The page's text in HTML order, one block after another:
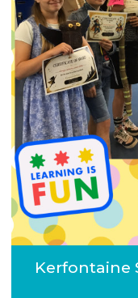
Kerfontaine